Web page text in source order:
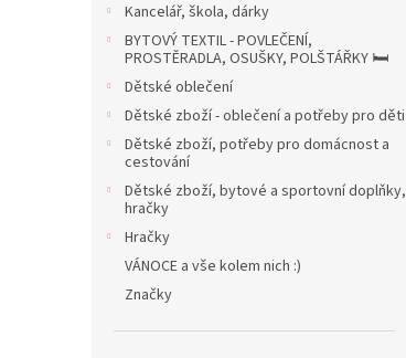
Kancelář, škola, dárky
BYTOVÝ TEXTIL - POVLEČENÍ,
PROSTĚRADLA, OSUŠKY, POLŠTÁŘKY 🛏️
Dětské oblečení
Dětské zboží - oblečení a potřeby pro děti
Dětské zboží, potřeby pro domácnost a
cestování
Dětské zboží, bytové a sportovní doplňky,
hračky
Hračky
VÁNOCE a vše kolem nich :)
Značky